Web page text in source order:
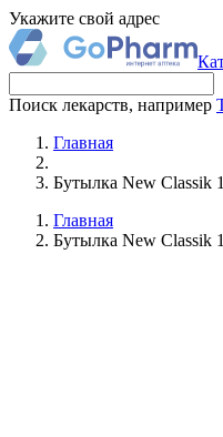
Укажите свой адрес
Поиск лекарств, например
Главная
Бутылка New Classik
Главная
Бутылка New Classik